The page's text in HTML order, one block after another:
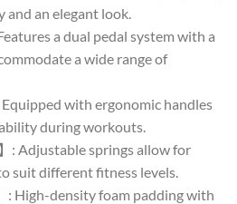
an elegant look.
a dual pedal system with a
a wide range of
Equipped with ergonomic handles
during workouts.
: Adjustable springs allow for
suit different fitness levels.
: High-density foam padding with